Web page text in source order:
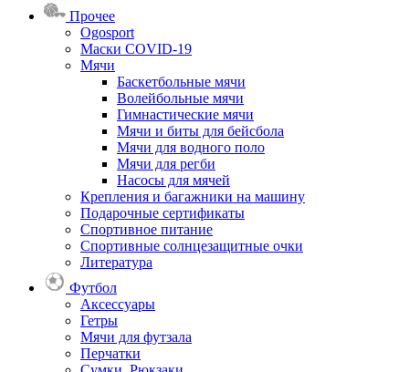
Прочее
Ogosport
Маски COVID-19
Мячи
Баскетбольные мячи
Волейбольные мячи
Гимнастические мячи
Мячи и биты для бейсбола
Мячи для водного поло
Мячи для регби
Насосы для мячей
Крепления и багажники на машину
Подарочные сертификаты
Спортивное питание
Спортивные солнцезащитные очки
Литература
Футбол
Аксессуары
Гетры
Мячи для футзала
Перчатки